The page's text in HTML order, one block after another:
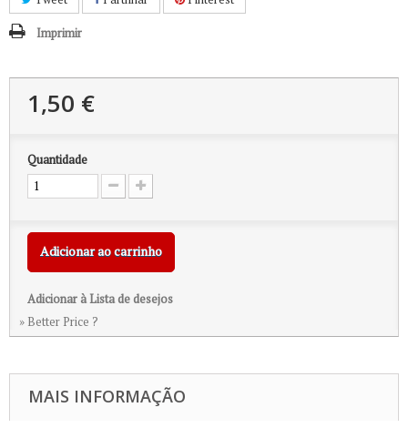
Imprimir
1,50 €
Quantidade
Adicionar ao carrinho
Adicionar à Lista de desejos
» Better Price ?
MAIS INFORMAÇÃO